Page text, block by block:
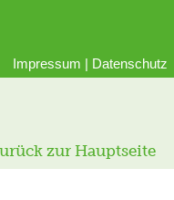
Impressum | Datenschutz
zur Hauptseite